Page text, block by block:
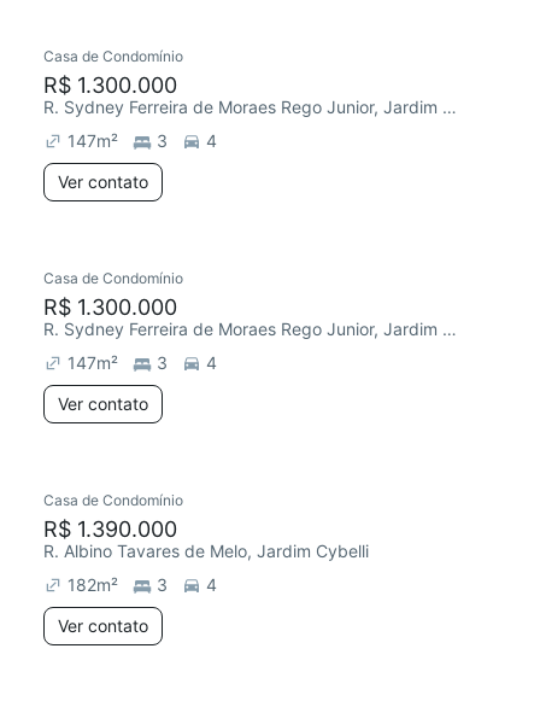
Casa de Condomínio
R$ 1.300.000
R. Sydney Ferreira de Moraes Rego Junior, Jardim Cybelli
147m² 3
4
Ver contato
Casa de Condomínio
R$ 1.300.000
R. Sydney Ferreira de Moraes Rego Junior, Jardim Cybelli
147m² 3
4
Ver contato
Casa de Condomínio
R$ 1.390.000
R. Albino Tavares de Melo, Jardim Cybelli
182m² 3
4
Ver contato